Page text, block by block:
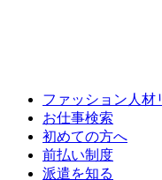
ファッション人材
お仕事検索
初めての方へ
前払い制度
派遣を知る